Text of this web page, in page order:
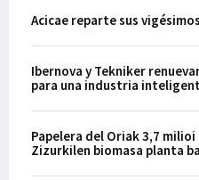
Acicae reparte sus
Ibernova y Tekniker
para una industria
Papelera del Oriak 3,7
Zizurkilen biomasa planta